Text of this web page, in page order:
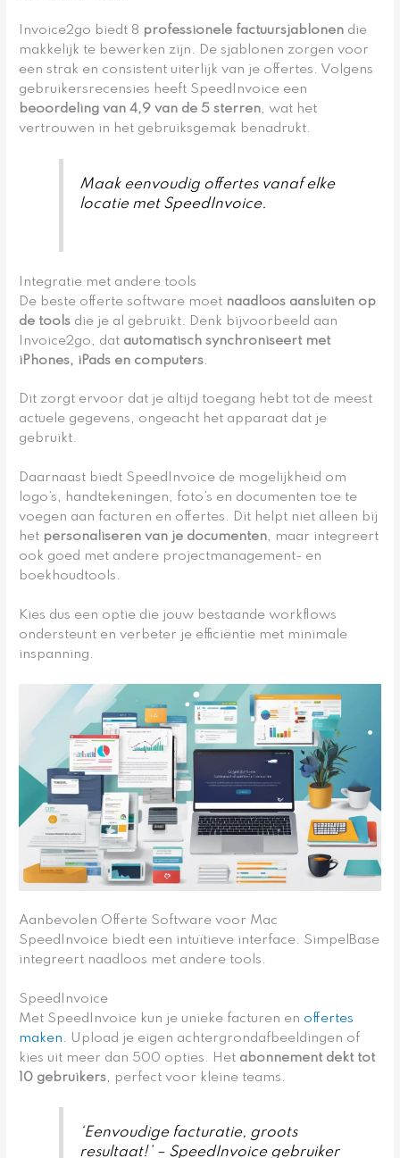
Invoice2go biedt 8 professionele factuursjablonen die
makkelijk te bewerken zijn. De sjablonen zorgen voor
een strak en consistent uiterlijk van je offertes. Volgens
gebruikersrecensies heeft SpeedInvoice een
beoordeling van 4,9 van de 5 sterren, wat het
vertrouwen in het gebruiksgemak benadrukt.
Maak eenvoudig offertes vanaf elke
locatie met SpeedInvoice.
Integratie met andere tools
De beste offerte software moet naadloos aansluiten op
de tools die je al gebruikt. Denk bijvoorbeeld aan
Invoice2go, dat automatisch synchroniseert met
iPhones, iPads en computers.
Dit zorgt ervoor dat je altijd toegang hebt tot de meest
actuele gegevens, ongeacht het apparaat dat je
gebruikt.
Daarnaast biedt SpeedInvoice de mogelijkheid om
logo’s, handtekeningen, foto’s en documenten toe te
voegen aan facturen en offertes. Dit helpt niet alleen bij
het personaliseren van je documenten, maar integreert
ook goed met andere projectmanagement- en
boekhoudtools.
Kies dus een optie die jouw bestaande workflows
ondersteunt en verbeter je efficiëntie met minimale
inspanning.
Aanbevolen Offerte Software voor Mac
SpeedInvoice biedt een intuïtieve interface. SimpelBase
integreert naadloos met andere tools.
SpeedInvoice
Met SpeedInvoice kun je unieke facturen en offertes
maken. Upload je eigen achtergrondafbeeldingen of
kies uit meer dan 500 opties. Het abonnement dekt tot
10 gebruikers, perfect voor kleine teams.
‘Eenvoudige facturatie, groots
resultaat!’ – SpeedInvoice gebruiker